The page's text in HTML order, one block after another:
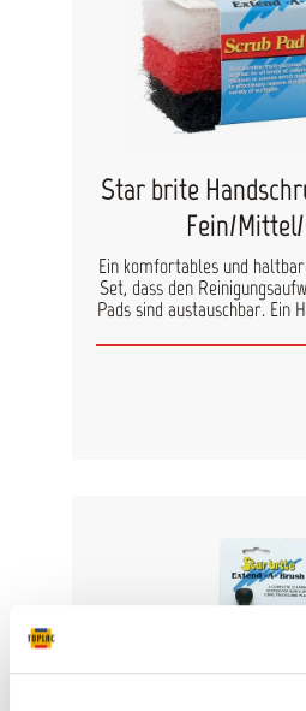
Star brite
Fein/
Ein komfortables und
Set, dass den
Pads sind austauschbar. Ein